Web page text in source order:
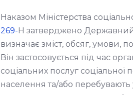
Наказом Міністерства
269-Н затверджено Державний
визначає зміст, обсяг, умови,
Він застосовується під час
соціальних послуг
населення та/або перебувають